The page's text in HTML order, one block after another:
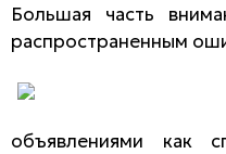
Большая часть
распространенным
объявлениями как